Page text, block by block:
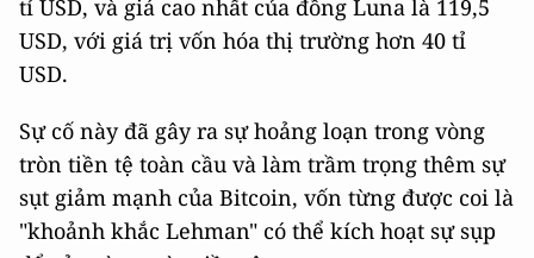
tỉ USD, và giá cao nhất của đồng Luna là 119,5
USD, với giá trị vốn hóa thị trường hơn 40 tỉ
USD.
Sự cố này đã gây ra sự hoảng loạn trong vòng
tròn tiền tệ toàn cầu và làm trầm trọng thêm sự
sụt giảm mạnh của Bitcoin, vốn từng được coi là
"khoảnh khắc Lehman" có thể kích hoạt sự sụp